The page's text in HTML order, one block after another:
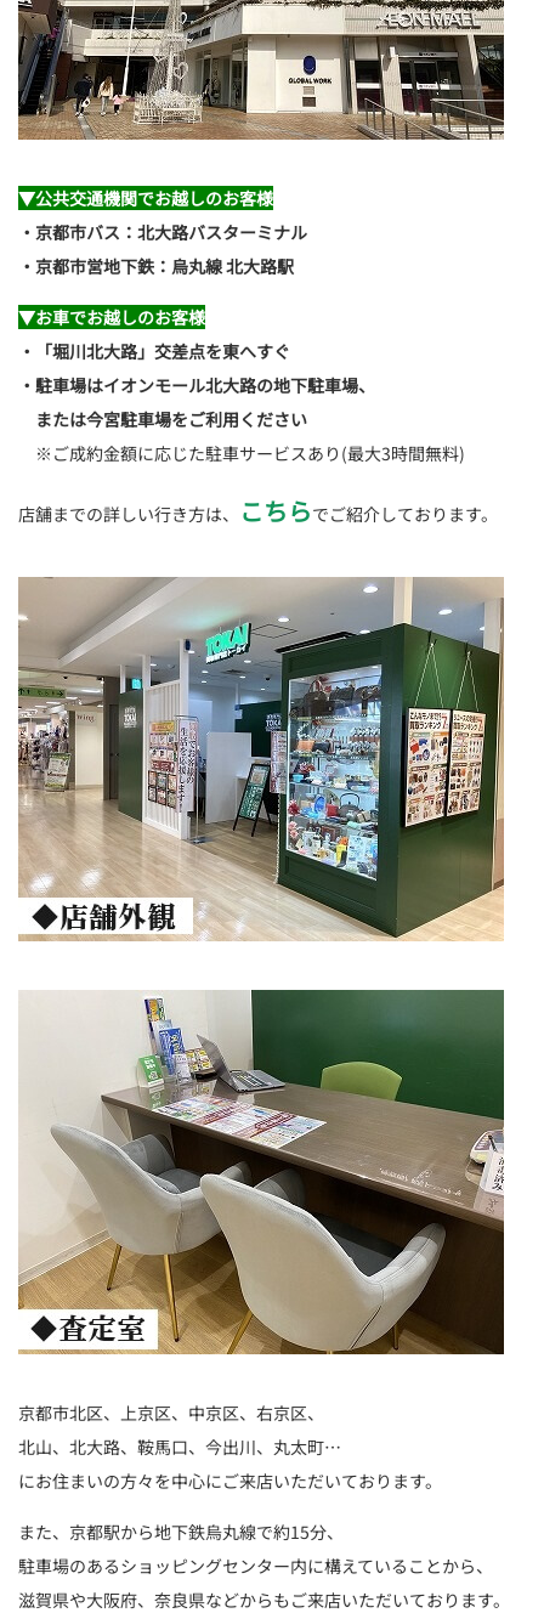
▼公共交通機関でお越しのお客様
・京都市バス：北大路バスターミナル
・京都市営地下鉄：烏丸線 北大路駅
▼お車でお越しのお客様
・「堀川北大路」交差点を東へすぐ
・駐車場はイオンモール北大路の地下駐車場、
または今宮駐車場をご利用ください
※ご成約金額に応じた駐車サービスあり(最大3時間無料)
店舗までの詳しい行き方は、 こちらでご紹介しております。
京都市北区、上京区、中京区、右京区、
北山、北大路、鞍馬口、今出川、丸太町…
にお住まいの方々を中心にご来店いただいております。
また、京都駅から地下鉄烏丸線で約15分、
駐車場のあるショッピングセンター内に構えていることから、
滋賀県や大阪府、奈良県などからもご来店いただいております。